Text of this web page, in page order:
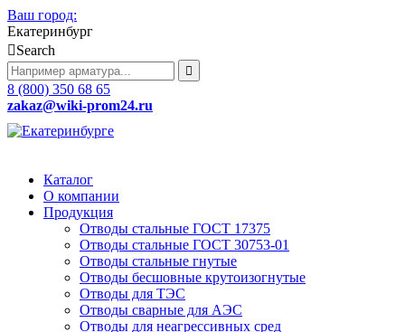
Ваш город:
Екатеринбург
Search
8 (800) 350 68 65
zakaz@wiki-prom24.ru
Каталог
О компании
Продукция
Отводы стальные ГОСТ 17375
Отводы стальные ГОСТ 30753-01
Отводы стальные гнутые
Отводы бесшовные крутоизогнутые
Отводы для ТЭС
Отводы сварные для АЭС
Отводы для неагрессивных сред